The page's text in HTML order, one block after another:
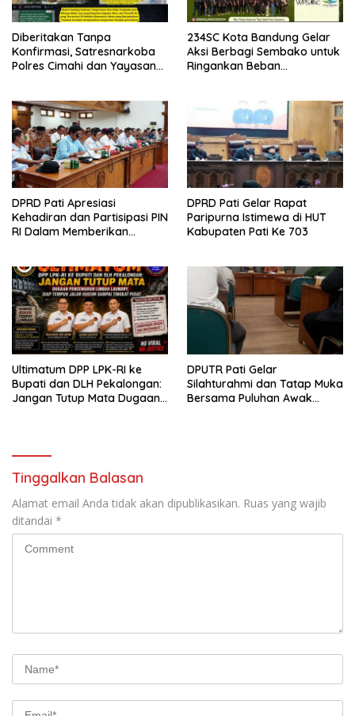
Diberitakan Tanpa
Konfirmasi, Satresnarkoba
Polres Cimahi dan Yayasan
234SC Kota Bandung Gelar
Aksi Berbagi Sembako untuk
Ringankan Beban
DPRD Pati Apresiasi
Kehadiran dan Partisipasi PIN
RI Dalam Memberikan
DPRD Pati Gelar Rapat
Paripurna Istimewa di HUT
Kabupaten Pati Ke 703
Ultimatum DPP LPK-RI ke
Bupati dan DLH Pekalongan:
Jangan Tutup Mata Dugaan
DPUTR Pati Gelar
Silahturahmi dan Tatap Muka
Bersama Puluhan Awak
Tinggalkan Balasan
Alamat email Anda tidak akan dipublikasikan. Ruas yang wajib
ditandai *